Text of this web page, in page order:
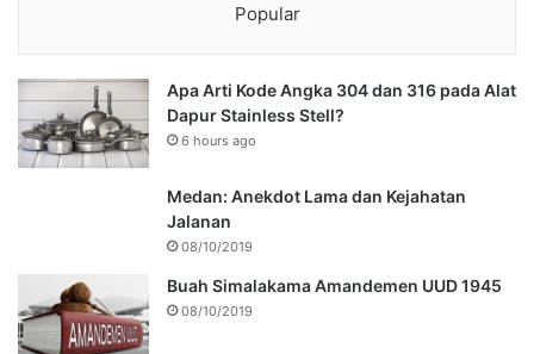
Popular
Apa Arti Kode Angka 304 dan 316 pada Alat
Dapur Stainless Stell?
6 hours ago
Medan: Anekdot Lama dan Kejahatan
Jalanan
08/10/2019
Buah Simalakama Amandemen UUD 1945
08/10/2019